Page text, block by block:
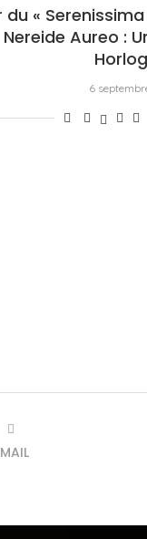
du «
Nereide Aureo :
6